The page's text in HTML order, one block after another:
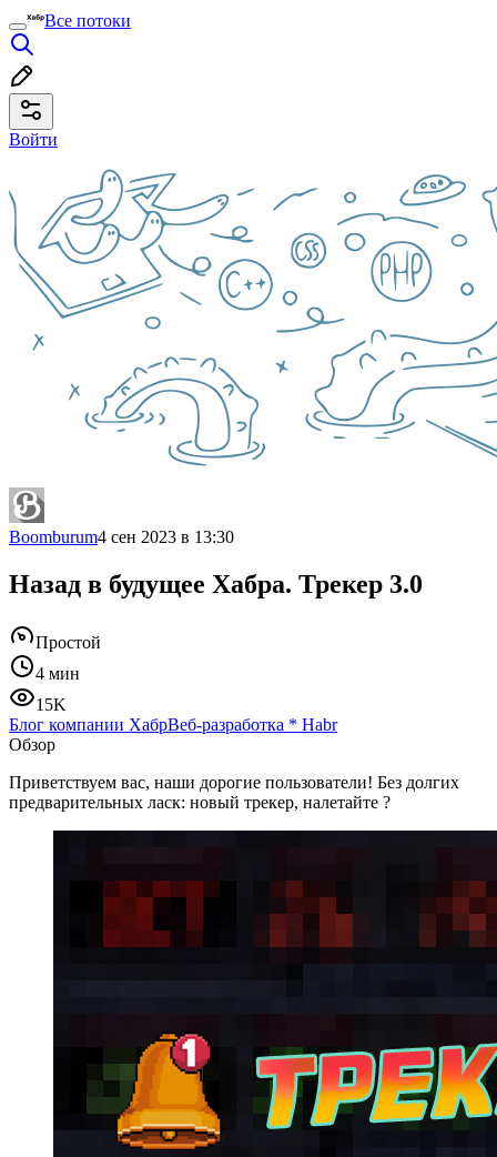
Все потоки
Войти
Boomburum4 сен 2023 в 13:30
Назад в будущее Хабра. Трекер 3.0
Простой
4 мин
15K
Блог компании ХабрВеб-разработка * Habr
Обзор
Приветствуем вас, наши дорогие пользователи! Без долгих
предварительных ласк: новый трекер, налетайте ?